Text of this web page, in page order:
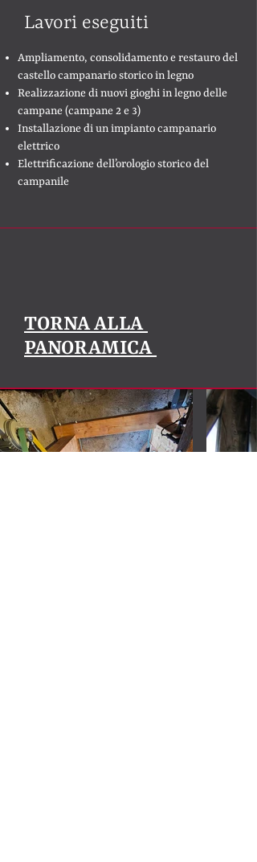
Lavori eseguiti
Ampliamento, consolidamento e restauro del
castello campanario storico in legno
Realizzazione di nuovi gioghi in legno delle
campane (campane 2 e 3)
Installazione di un impianto campanario
elettrico
Elettrificazione dell’orologio storico del
campanile
TORNA ALLA
PANORAMICA